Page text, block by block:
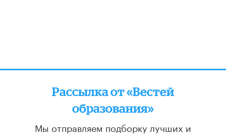
Рассылка от «Вестей
образования»
Мы отправляем подборку лучших и